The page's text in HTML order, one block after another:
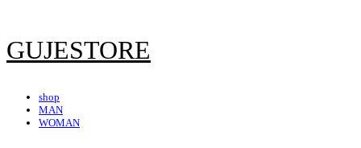
GUJESTORE
shop
MAN
WOMAN